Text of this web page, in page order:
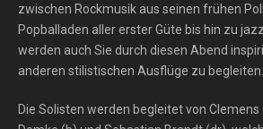
zwischen Rockmusik aus seinen frühen
Popballaden aller erster Güte bis hin zu
werden auch Sie durch diesen Abend
anderen stilistischen Ausflüge zu begleiten.
Die Solisten werden begleitet von Clemens